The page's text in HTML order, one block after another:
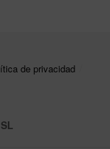
de privacidad